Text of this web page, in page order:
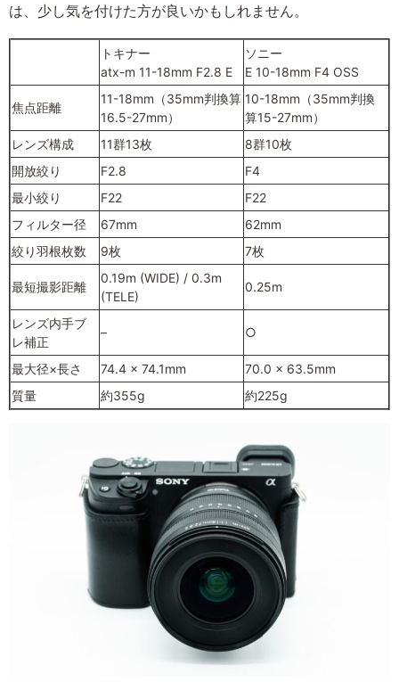
は、少し気を付けた方が良いかもしれません。
トキナー
atx-m 11-18mm F2.8 E
ソニー
E 10-18mm F4 OSS
焦点距離
11-18mm（35mm判換算
16.5-27mm）
10-18mm（35mm判換
算15-27mm）
レンズ構成
11群13枚
8群10枚
開放絞り
F2.8
F4
最小絞り
F22
F22
フィルター径
67mm
62mm
絞り羽根枚数
9枚 7枚
最短撮影距離
0.19m (WIDE) / 0.3m
(TELE)
0.25m
レンズ内手ブ
レ補正
– ○
最大径×長さ 74.4 x 74.1mm
70.0 x 63.5mm
質量
約355g 約225g